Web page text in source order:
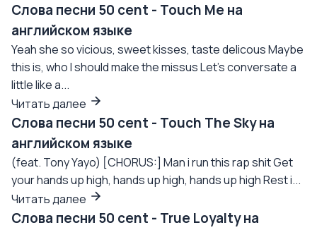
Слова песни 50 cent - Touch Me на
английском языке
Yeah she so vicious, sweet kisses, taste delicous Maybe
this is, who I should make the missus Let's conversate a
little like a...
Читать далее
Слова песни 50 cent - Touch The Sky на
английском языке
(feat. Tony Yayo) [CHORUS:] Man i run this rap shit Get
your hands up high, hands up high, hands up high Rest i...
Читать далее
Слова песни 50 cent - True Loyalty на